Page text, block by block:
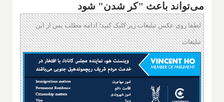
می‌تواند باعث "کر شدن" شود
لطفا روی عکس تبلیغات زیر کلیک کنید؛ ادامه مطلب پس از این
تبلیغات